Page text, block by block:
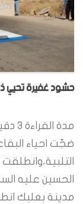
حشود غفيرة تحيي
مدة القراءة 3
ضجّت احياء
الحسين عليه
مدينة بعلبك